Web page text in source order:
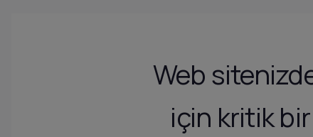
Web
için kritik